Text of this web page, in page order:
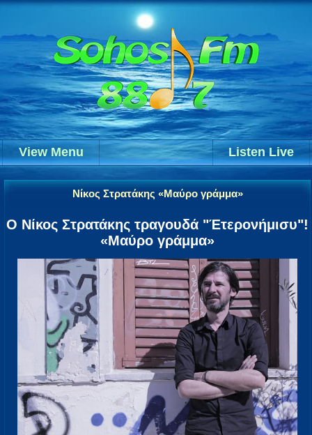
Listen Live
View Menu
Νίκος Στρατάκης «Μαύρο γράμμα»
Ο Νίκος Στρατάκης τραγουδά "Έτερονήμισυ"!
«Μαύρο γράμμα»